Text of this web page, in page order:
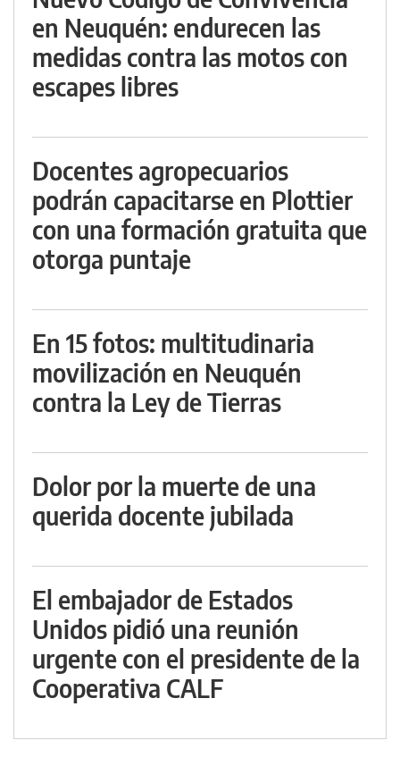
en Neuquén: endurecen las
medidas contra las motos con
escapes libres
Docentes agropecuarios
podrán capacitarse en Plottier
con una formación gratuita que
otorga puntaje
En 15 fotos: multitudinaria
movilización en Neuquén
contra la Ley de Tierras
Dolor por la muerte de una
querida docente jubilada
El embajador de Estados
Unidos pidió una reunión
urgente con el presidente de la
Cooperativa CALF